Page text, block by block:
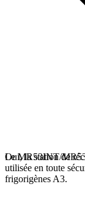
Oui, la station de
utilisée en toute
frigorigènes A3.
Le MR53INT/